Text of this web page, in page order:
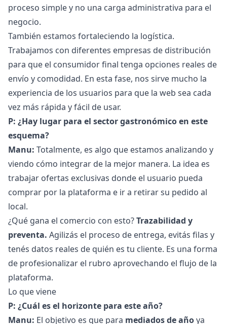
proceso simple y no una carga administrativa para el
negocio.
También estamos fortaleciendo la logística.
Trabajamos con diferentes empresas de distribución
para que el consumidor final tenga opciones reales de
envío y comodidad. En esta fase, nos sirve mucho la
experiencia de los usuarios para que la web sea cada
vez más rápida y fácil de usar.
P: ¿Hay lugar para el sector gastronómico en este
esquema?
Manu: Totalmente, es algo que estamos analizando y
viendo cómo integrar de la mejor manera. La idea es
trabajar ofertas exclusivas donde el usuario pueda
comprar por la plataforma e ir a retirar su pedido al
local.
¿Qué gana el comercio con esto?Trazabilidad y
preventa. Agilizás el proceso de entrega, evitás filas y
tenés datos reales de quién es tu cliente. Es una forma
de profesionalizar el rubro aprovechando el flujo de la
plataforma.
Lo que viene
P: ¿Cuál es el horizonte para este año?
Manu: El objetivo es que para mediados de añoya